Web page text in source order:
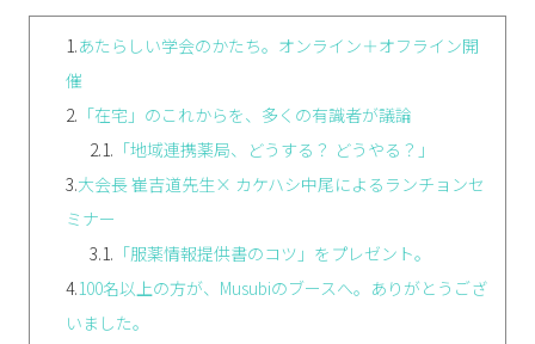
1.あたらしい学会のかたち。オンライン＋オフライン開
催
2. 「在宅」のこれからを、多くの有識者が議論
2.1. 「地域連携薬局、どうする？ どうやる？」
3.大会長 崔吉道先生× カケハシ中尾によるランチョンセ
ミナー
3.1. 「服薬情報提供書のコツ」をプレゼント。
4.100名以上の方が、Musubiのブースへ。ありがとうござ
いました。